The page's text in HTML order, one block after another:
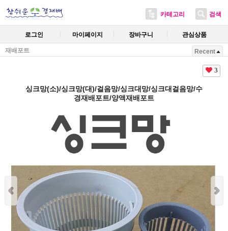
카테고리 검색
로그인 마이페이지 장바구니 관심상품
재배포트 Recent
3
싱크망(소)/싱크망(대)/걸음망/싱크대망/싱크대걸음망/수
경재배포트/양액재배포트